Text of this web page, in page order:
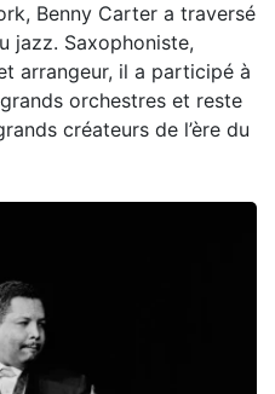
Benny Carter a traversé
jazz. Saxophoniste,
arrangeur, il a participé à
orchestres et reste
créateurs de l’ère du